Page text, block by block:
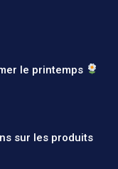
le printemps
sur les produits